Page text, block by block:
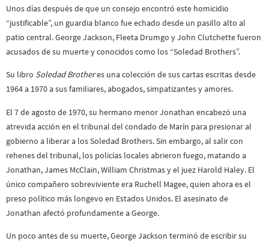
Unos días después de que un consejo encontró este homicidio
“justificable”, un guardia blanco fue echado desde un pasillo alto al
patio central. George Jackson, Fleeta Drumgo y John Clutchette fueron
acusados de su muerte y conocidos como los “Soledad Brothers”.
Su libro Soledad Brotheres una colección de sus cartas escritas desde
1964 a 1970 a sus familiares, abogados, simpatizantes y amores.
El 7 de agosto de 1970, su hermano menor Jonathan encabezó una
atrevida acción en el tribunal del condado de Marín para presionar al
gobierno a liberar a los Soledad Brothers. Sin embargo, al salir con
rehenes del tribunal, los policías locales abrieron fuego, matando a
Jonathan, James McClain, William Christmas y el juez Harold Haley. El
único compañero sobreviviente era Ruchell Magee, quien ahora es el
preso político más longevo en Estados Unidos. El asesinato de
Jonathan afectó profundamente a George.
Un poco antes de su muerte, George Jackson terminó de escribir su